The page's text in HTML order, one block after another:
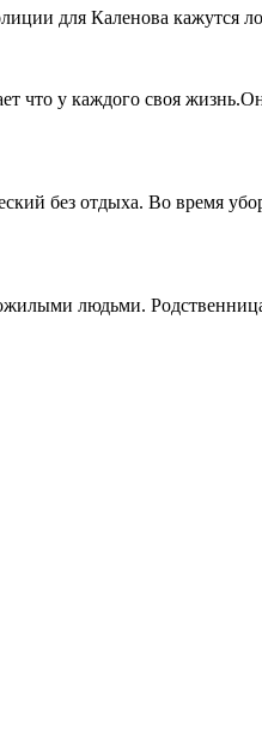
для Каленова кажутся
что у каждого своя
без отдыха. Во время
людьми.